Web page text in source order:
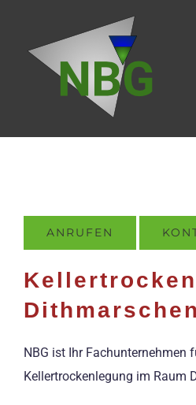
springen
ANRUFEN
Dithmarschen
NBG ist Ihr Fachunternehmen
Kellertrockenlegung im Raum